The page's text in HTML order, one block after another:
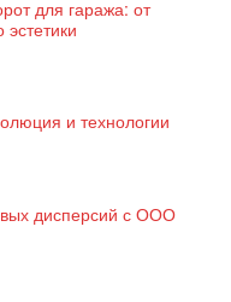
для гаража: от
и технологии
дисперсий с ООО